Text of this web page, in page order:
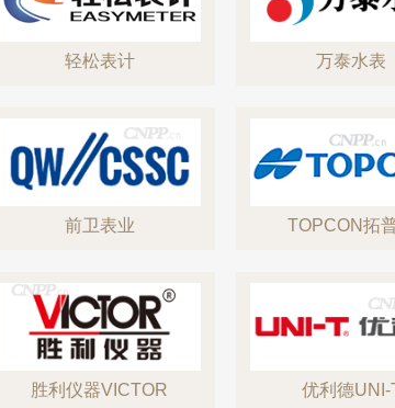
轻松表计 万泰水表
前卫表业 TOPCON拓
胜利仪器VICTOR 优利德UNI-